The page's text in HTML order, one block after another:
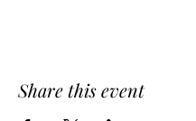
Share this event